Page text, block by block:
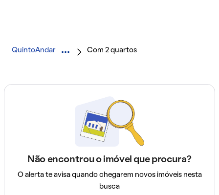
QuintoAndar Com 2 quartos
Não encontrou o imóvel que procura?
O alerta te avisa quando chegarem novos imóveis nesta
busca